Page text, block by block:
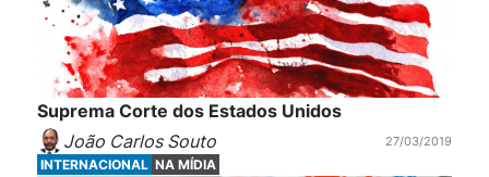
Suprema Corte dos Estados Unidos
João Carlos Souto
27/03/2019
INTERNACIONAL NA MÍDIA